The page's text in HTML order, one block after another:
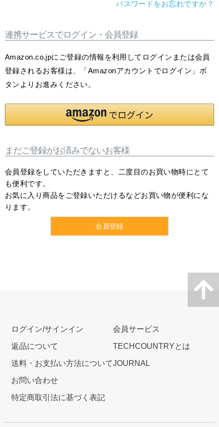
パスワードをお忘れですか？
連携サービスでログイン・会員登録
Amazon.co.jpにご登録の情報を利用してログインまたは会員
登録されるお客様は、「Amazonアカウントでログイン」ボ
タンよりお進みください。
まだご登録がお済みでないお客様
会員登録をしていただきますと、二度目のお買い物時にとて
も便利です。
お気に入り商品をご登録いただけるなどお買い物が便利にな
ります。
会員登録
ログイン/サインイン
返品について
送料・お支払い方法について
お問い合わせ
特定商取引法に基づく表記
会員サービス
TECHCOUNTRYとは
JOURNAL